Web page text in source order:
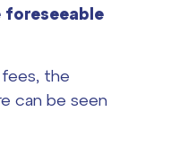
the
can be seen